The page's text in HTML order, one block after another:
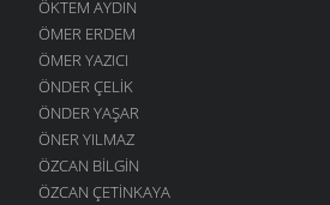
ÖKTEM AYDIN
ÖMER ERDEM
ÖMER YAZICI
ÖNDER ÇELIK
ÖNDER YAŞAR
ÖNER YILMAZ
ÖZCAN BILGIN
ÖZCAN ÇETINKAYA